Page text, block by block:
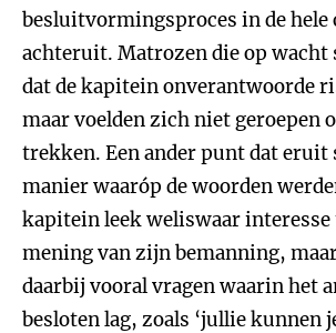
besluitvormingsproces in de hele
achteruit. Matrozen die op wacht
dat de kapitein onverantwoorde
maar voelden zich niet geroepen
trekken. Een ander punt dat eruit
manier waaróp de woorden
kapitein leek weliswaar interesse
mening van zijn bemanning,
daarbij vooral vragen waarin het
besloten lag, zoals ‘jullie kunnen